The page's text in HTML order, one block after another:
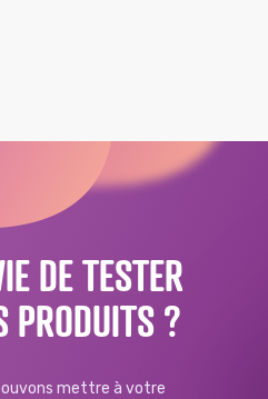
DE TESTER
PRODUITS ?
mettre à votre